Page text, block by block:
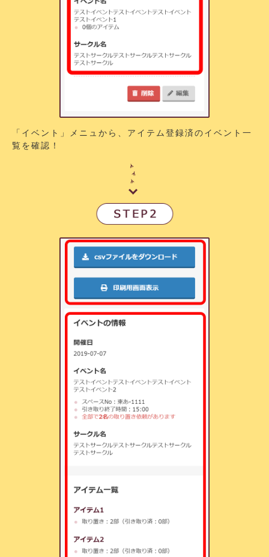
「イベント」メニュから、アイテム登録済のイベント一
覧を確認！